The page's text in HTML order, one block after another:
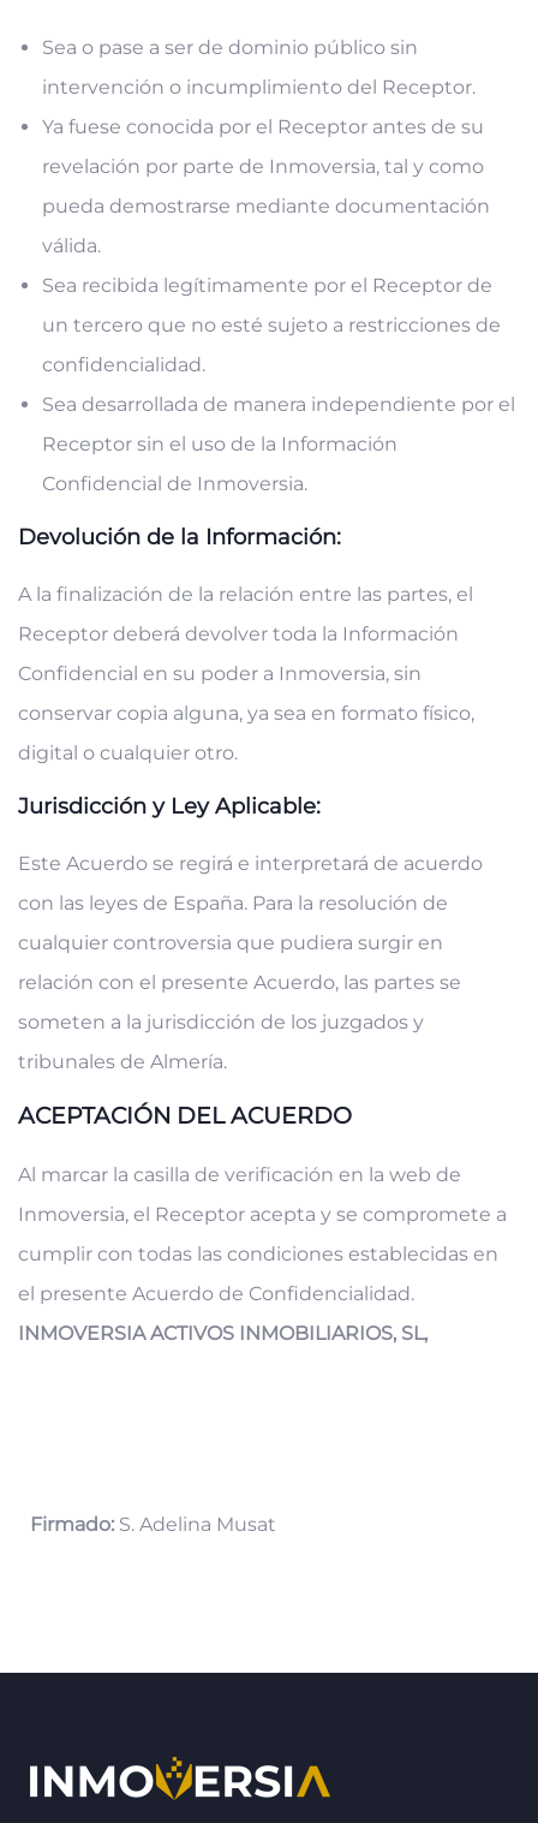
Sea o pase a ser de dominio público sin
intervención o incumplimiento del Receptor.
Ya fuese conocida por el Receptor antes de su
revelación por parte de Inmoversia, tal y como
pueda demostrarse mediante documentación
válida.
Sea recibida legítimamente por el Receptor de
un tercero que no esté sujeto a restricciones de
confidencialidad.
Sea desarrollada de manera independiente por el
Receptor sin el uso de la Información
Confidencial de Inmoversia.
Devolución de la Información:
A la finalización de la relación entre las partes, el
Receptor deberá devolver toda la Información
Confidencial en su poder a Inmoversia, sin
conservar copia alguna, ya sea en formato físico,
digital o cualquier otro.
Jurisdicción y Ley Aplicable:
Este Acuerdo se regirá e interpretará de acuerdo
con las leyes de España. Para la resolución de
cualquier controversia que pudiera surgir en
relación con el presente Acuerdo, las partes se
someten a la jurisdicción de los juzgados y
tribunales de Almería.
ACEPTACIÓN DEL ACUERDO
Al marcar la casilla de verificación en la web de
Inmoversia, el Receptor acepta y se compromete a
cumplir con todas las condiciones establecidas en
el presente Acuerdo de Confidencialidad.
INMOVERSIA ACTIVOS INMOBILIARIOS, SL,
Firmado: S. Adelina Musat